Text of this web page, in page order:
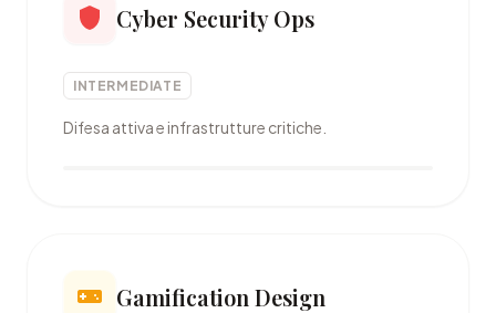
Cyber Security Ops
INTERMEDIATE
Difesa attiva e infrastrutture critiche.
Gamification Design